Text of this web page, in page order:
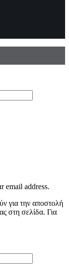
email address.
για την αποστολή
στη σελίδα. Για